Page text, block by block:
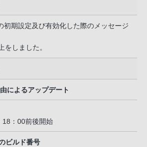
初期設定及び有効化した際のメッセージ
をしました。
によるアップデート
18：00前後開始
ビルド番号